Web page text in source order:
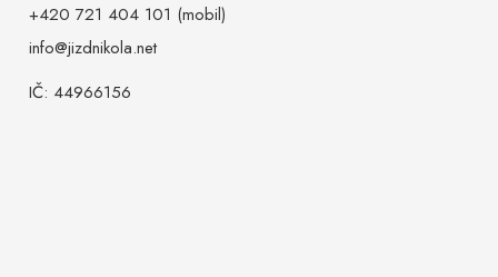
+420 721 404 101 (mobil)
info@jizdnikola.net
IČ: 44966156